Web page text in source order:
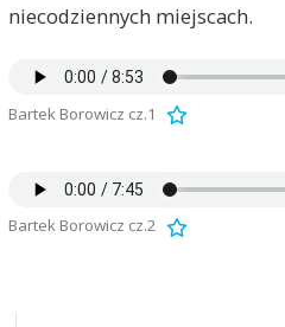
niecodziennych miejscach.
Bartek Borowicz cz.1
Bartek Borowicz cz.2